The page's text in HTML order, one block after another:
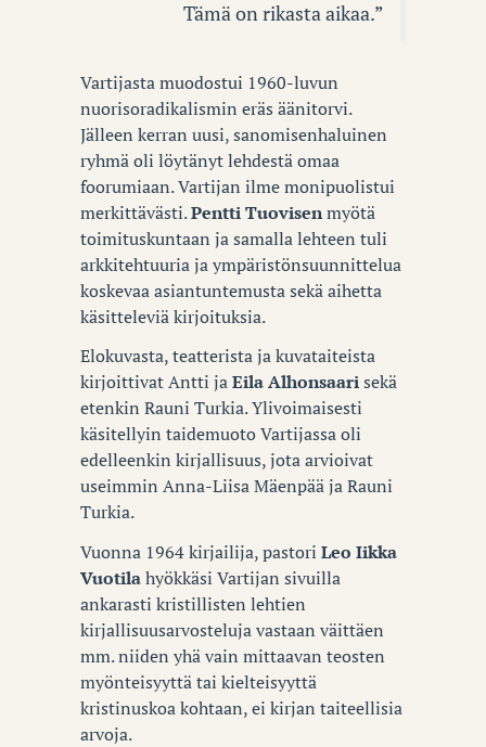
Tämä on rikasta aikaa.”
Vartijasta muodostui 1960-luvun
nuorisoradikalismin eräs äänitorvi.
Jälleen kerran uusi, sanomisenhaluinen
ryhmä oli löytänyt lehdestä omaa
foorumiaan. Vartijan ilme monipuolistui
merkittävästi.Pentti Tuovisenmyötä
toimituskuntaan ja samalla lehteen tuli
arkkitehtuuria ja ympäristönsuunnittelua
koskevaa asiantuntemusta sekä aihetta
käsitteleviä kirjoituksia.
Elokuvasta, teatterista ja kuvataiteista
kirjoittivat Antti jaEila Alhonsaarisekä
etenkin Rauni Turkia. Ylivoimaisesti
käsitellyin taidemuoto Vartijassa oli
edelleenkin kirjallisuus, jota arvioivat
useimmin Anna-Liisa Mäenpää ja Rauni
Turkia.
Vuonna 1964 kirjailija, pastori Leo Iikka
Vuotilahyökkäsi Vartijan sivuilla
ankarasti kristillisten lehtien
kirjallisuusarvosteluja vastaan väittäen
mm. niiden yhä vain mittaavan teosten
myönteisyyttä tai kielteisyyttä
kristinuskoa kohtaan, ei kirjan taiteellisia
arvoja.